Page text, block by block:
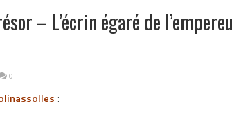
– L’écrin égaré de
0
: